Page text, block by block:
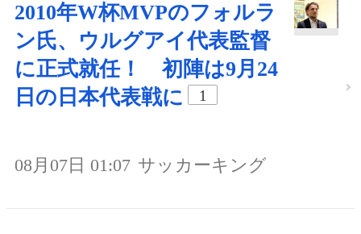
2010年W杯MVPのフォルラ
ン氏、ウルグアイ代表監督
に正式就任！ 初陣は9月24
日の日本代表戦に
1
08月07日 01:07 サッカーキング